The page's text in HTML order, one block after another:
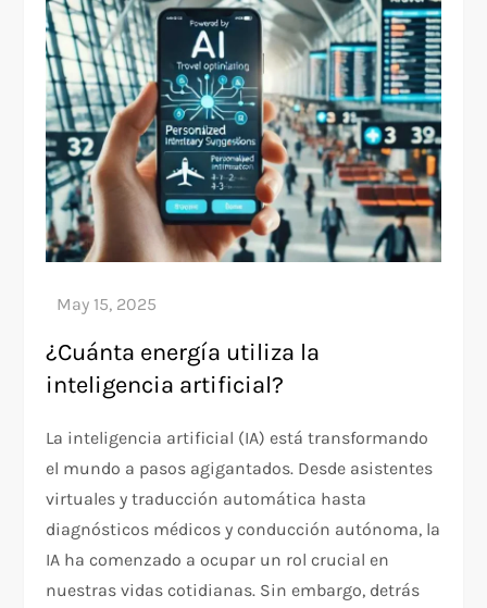
¿Cuánta energía utiliza la
inteligencia artificial?
La inteligencia artificial (IA) está transformando
el mundo a pasos agigantados. Desde asistentes
virtuales y traducción automática hasta
diagnósticos médicos y conducción autónoma, la
IA ha comenzado a ocupar un rol crucial en
nuestras vidas cotidianas. Sin embargo, detrás